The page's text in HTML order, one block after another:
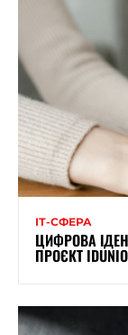
ІТ-СФЕРА
ЦИФРОВА
ПРОЄКТ